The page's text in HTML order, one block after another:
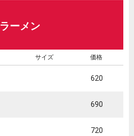
ラーメン
サイズ 価格
620
690
720